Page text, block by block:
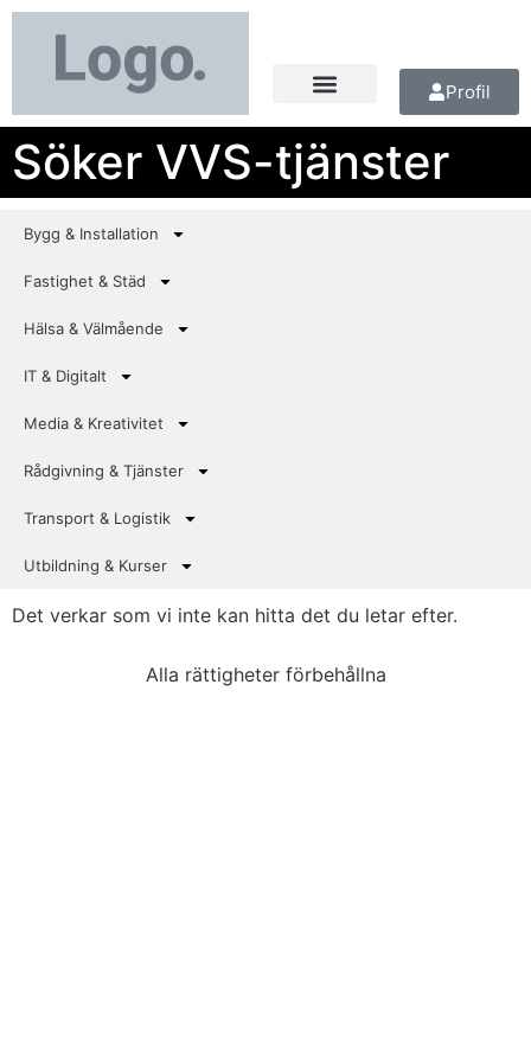
Profil
Söker VVS-tjänster
Bygg & Installation
Fastighet & Städ
Hälsa & Välmående
IT & Digitalt
Media & Kreativitet
Rådgivning & Tjänster
Transport & Logistik
Utbildning & Kurser
Det verkar som vi inte kan hitta det du letar efter.
Alla rättigheter förbehållna